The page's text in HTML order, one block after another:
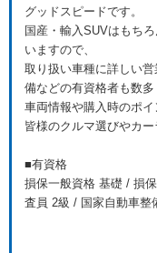
グッドスピードです。
国産・輸入SUVはもち
いますので、
取り扱い車種に詳しい
備などの有資格者も数多
車両情報や購入時のポ
皆様のクルマ選びやカ
■有資格
損保一般資格 基礎 / 損
査員 2級 / 国家自動車整